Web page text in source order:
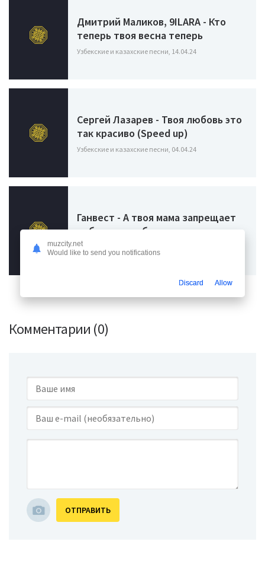
Дмитрий Маликов, 9ILARA - Кто
теперь твоя весна теперь
Узбекские и казахские песни, 14.04.24
Сергей Лазарев - Твоя любовь это
так красиво (Speed up)
Узбекские и казахские песни, 04.04.24
Ганвест - А твоя мама запрещает
тебе мне улыбаться
Узбекские и казахские песни, 29.03.24
Комментарии (0)
ОТПРАВИТЬ
muzcity.net
Would like to send you notifications
Discard Allow